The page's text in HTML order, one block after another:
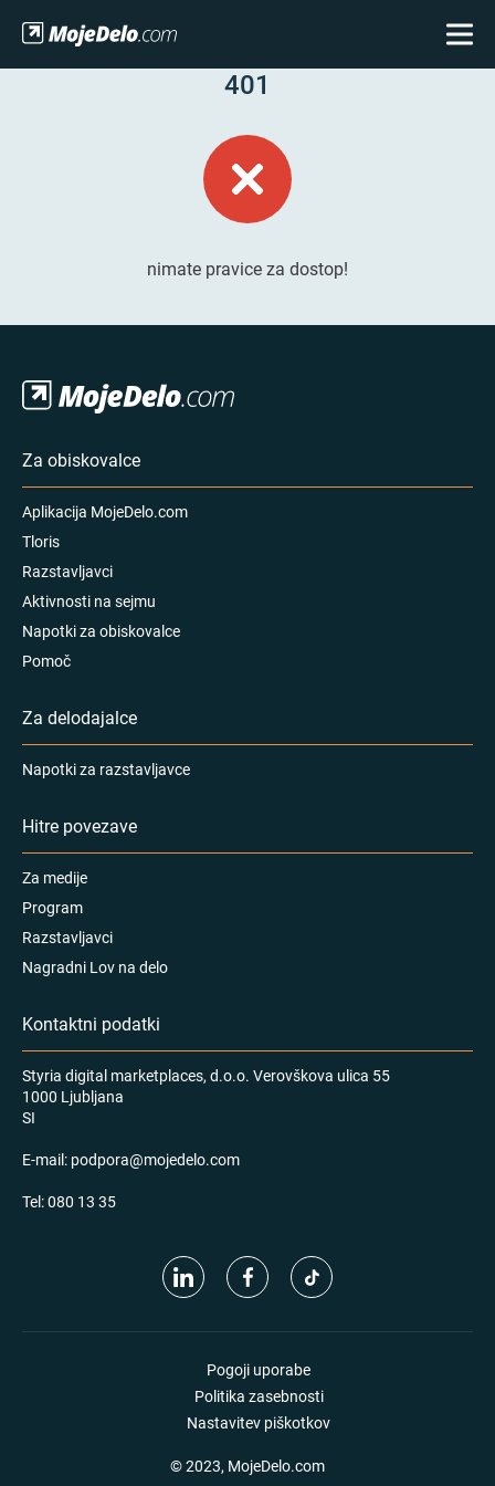
401
nimate pravice za dostop!
Za obiskovalce
Aplikacija MojeDelo.com
Tloris
Razstavljavci
Aktivnosti na sejmu
Napotki za obiskovalce
Pomoč
Za delodajalce
Napotki za razstavljavce
Hitre povezave
Za medije
Program
Razstavljavci
Nagradni Lov na delo
Kontaktni podatki
Styria digital marketplaces, d.o.o. Verovškova ulica 55
1000 Ljubljana
SI
E-mail: podpora@mojedelo.com
Tel:080 13 35
Pogoji uporabe
Politika zasebnosti
Nastavitev piškotkov
© 2023, MojeDelo.com